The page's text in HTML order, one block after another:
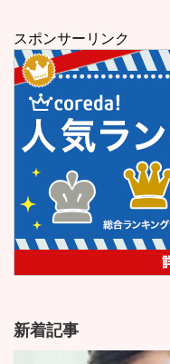
スポンサーリンク
新着記事